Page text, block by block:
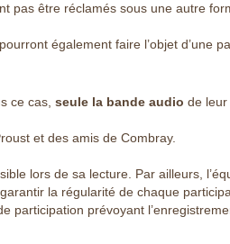
pas être réclamés sous une autre
également faire l’objet d’une
ce cas,seule la bande audio de leur
et des amis de Combray.
lors de sa lecture. Par ailleurs,
la régularité de chaque
participation prévoyant